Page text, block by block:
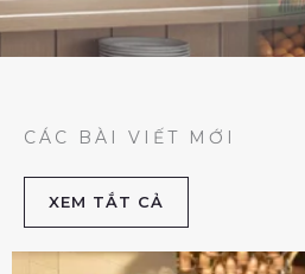
CÁC BÀI VIẾT MỚI
XEM TẮT CẢ